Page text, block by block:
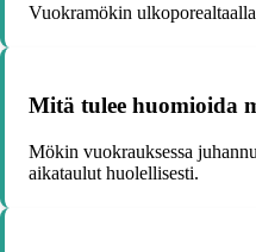
Vuokramökin
Mitä tulee huomioida
Mökin vuokrauksessa
aikataulut huolellisesti.